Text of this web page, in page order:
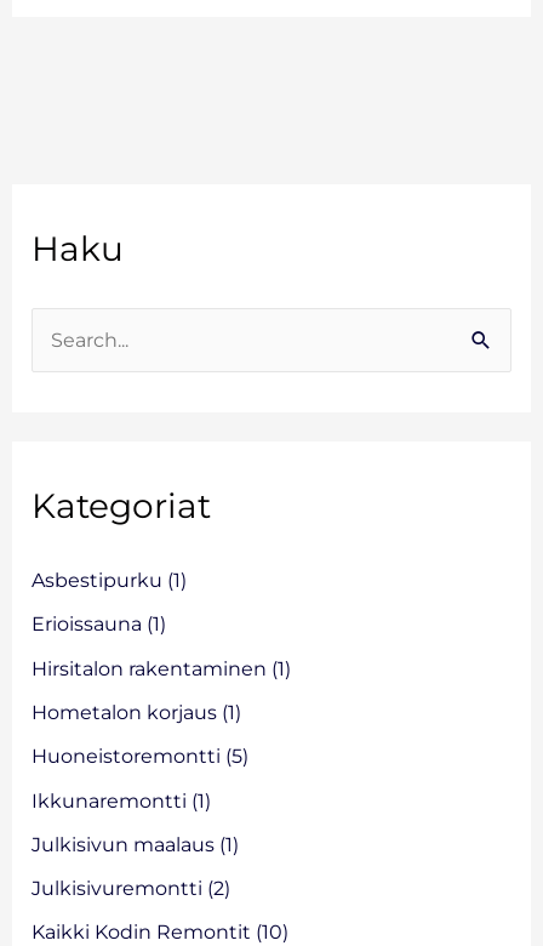
Haku
c
f
o
r
Kategoriat
Asbestipurku (1)
Erioissauna (1)
Hirsitalon rakentaminen (1)
Hometalon korjaus (1)
Huoneistoremontti (5)
Ikkunaremontti (1)
Julkisivun maalaus (1)
Julkisivuremontti (2)
Kaikki Kodin Remontit (10)
r